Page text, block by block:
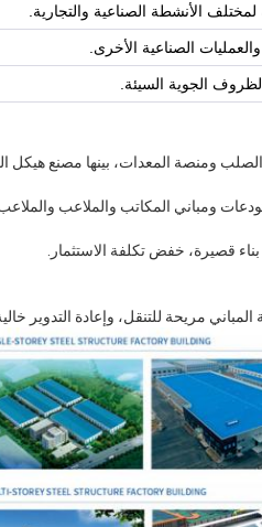
الأنشطة الصناعية والتجارية.
الصناعية الأخرى.
ومنصة المعدات، بينها مصنع